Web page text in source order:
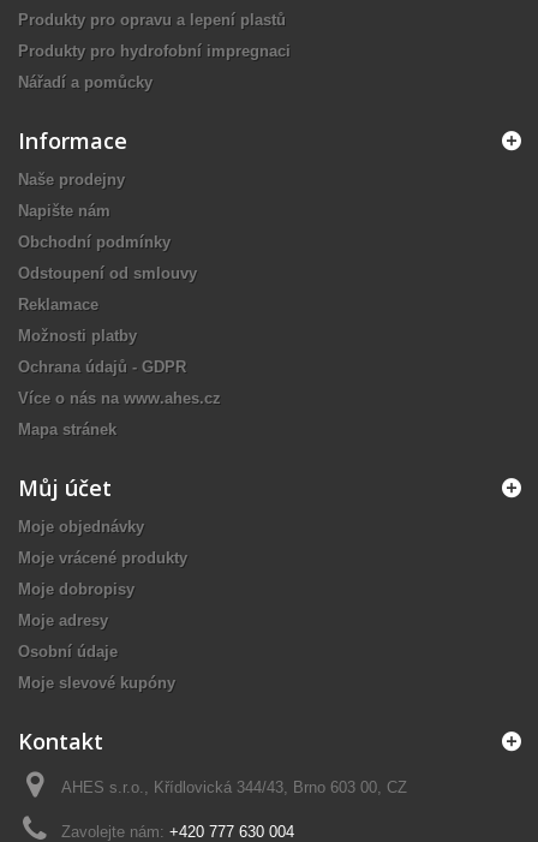
Produkty pro opravu a lepení plastů
Produkty pro hydrofobní impregnaci
Nářadí a pomůcky
Informace
Naše prodejny
Napište nám
Obchodní podmínky
Odstoupení od smlouvy
Reklamace
Možnosti platby
Ochrana údajů - GDPR
Více o nás na www.ahes.cz
Mapa stránek
Můj účet
Moje objednávky
Moje vrácené produkty
Moje dobropisy
Moje adresy
Osobní údaje
Moje slevové kupóny
Kontakt
AHES s.r.o., Křídlovická 344/43, Brno 603 00, CZ
Zavolejte nám: +420 777 630 004